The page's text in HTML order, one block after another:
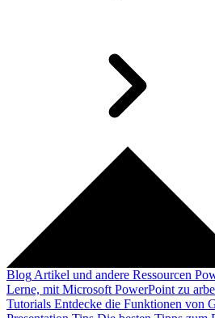
Blog Artikel und andere Ressourcen
Lerne, mit Microsoft PowerPoint zu
Tutorials Entdecke die Funktionen von